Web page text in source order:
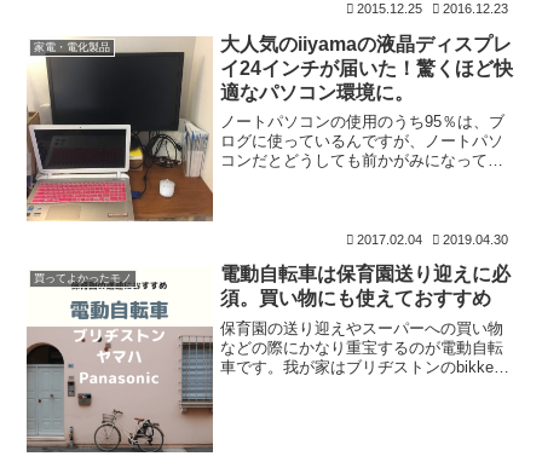
も仕事帰りで、家に帰ると1歳8か月の子
どもも寝ていますので、クリぼっちで
す。ひっそりとクリスマス
2015.12.25 2016.12.23
家電・電化製品
大人気のiiyamaの液晶ディスプレ
イ24インチが届いた！驚くほど快
適なパソコン環境に。
ノートパソコンの使用のうち95％は、ブ
ログに使っているんですが、ノートパソ
コンだとどうしても前かがみになってし
入れました！！飯山市の
2017.02.04 2019.04.30
買ってよかったモノ
電動自転車は保育園送り迎えに必
須。買い物にも使えておすすめ
保育園の送り迎えやスーパーへの買い物
などの際にかなり重宝するのが電動自転
車です。我が家はブリヂストンのbikkeを